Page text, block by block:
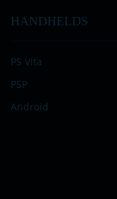
HANDHELDS
PS Vita
PSP
Android